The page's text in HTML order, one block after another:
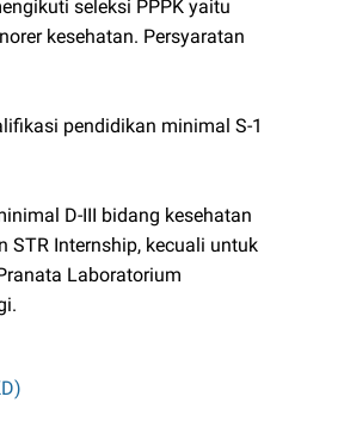
seleksi PPPK yaitu
kesehatan. Persyaratan
pendidikan minimal S-1
D-III bidang kesehatan
STR Internship, kecuali untuk
Laboratorium